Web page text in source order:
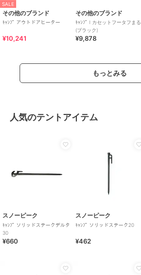
SALE
その他のブランド
ｷｬﾝﾌﾟ アウトドアヒーター
¥10,241
その他のブランド
ｷｬﾝﾌﾟ I カセットフータフまる
(ブラック)
¥9,878
もっとみる
人気のテントアイテム
スノーピーク
ｷｬﾝﾌﾟ ソリッドステークデルタ
30
¥660
スノーピーク
ｷｬﾝﾌﾟ ソリッドステーク20
¥462